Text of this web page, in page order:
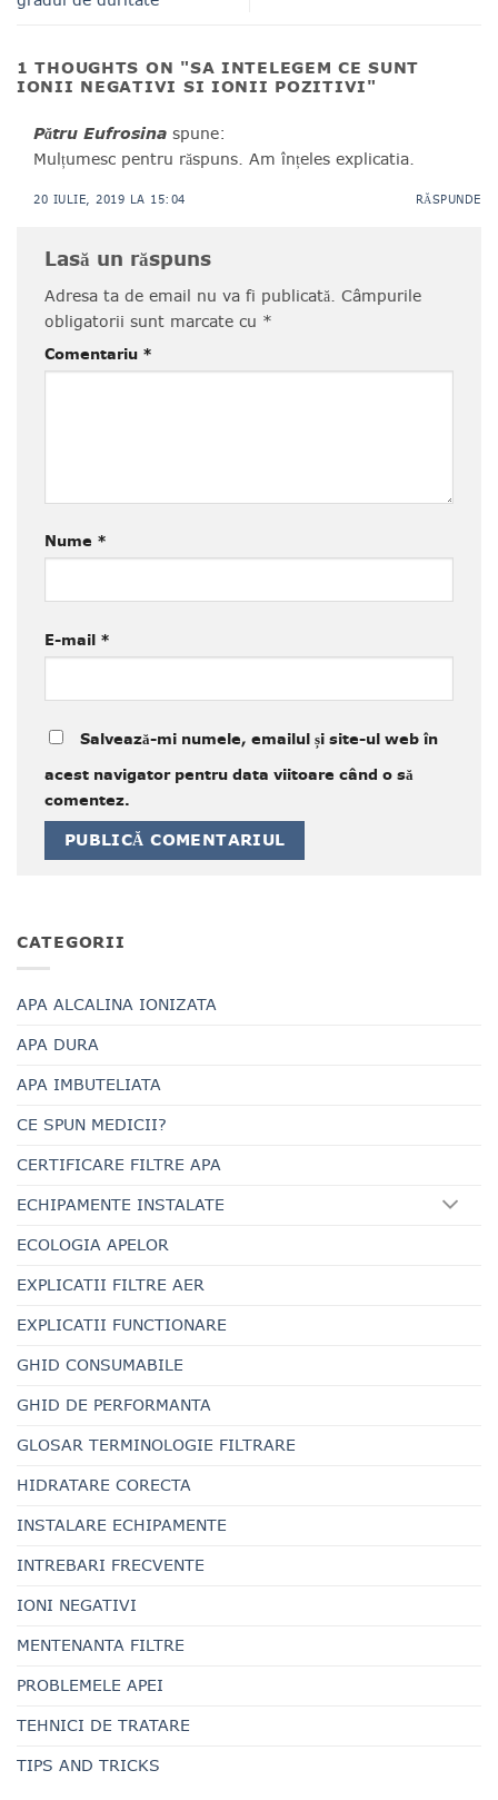
1 THOUGHTS ON "SA INTELEGEM CE SUNT
IONII NEGATIVI SI IONII POZITIVI"
Pătru Eufrosina spune:
Mulțumesc pentru răspuns. Am înțeles explicatia.
20 IULIE, 2019 LA 15:04 RĂSPUNDE
Lasă un răspuns
Adresa ta de email nu va fi publicată. Câmpurile
obligatorii sunt marcate cu *
Comentariu *
Nume *
E-mail *
Salvează-mi numele, emailul și site-ul web în
acest navigator pentru data viitoare când o să
comentez.
CATEGORII
APA ALCALINA IONIZATA
APA DURA
APA IMBUTELIATA
CE SPUN MEDICII?
CERTIFICARE FILTRE APA
ECHIPAMENTE INSTALATE
ECOLOGIA APELOR
EXPLICATII FILTRE AER
EXPLICATII FUNCTIONARE
GHID CONSUMABILE
GHID DE PERFORMANTA
GLOSAR TERMINOLOGIE FILTRARE
HIDRATARE CORECTA
INSTALARE ECHIPAMENTE
INTREBARI FRECVENTE
IONI NEGATIVI
MENTENANTA FILTRE
PROBLEMELE APEI
TEHNICI DE TRATARE
TIPS AND TRICKS